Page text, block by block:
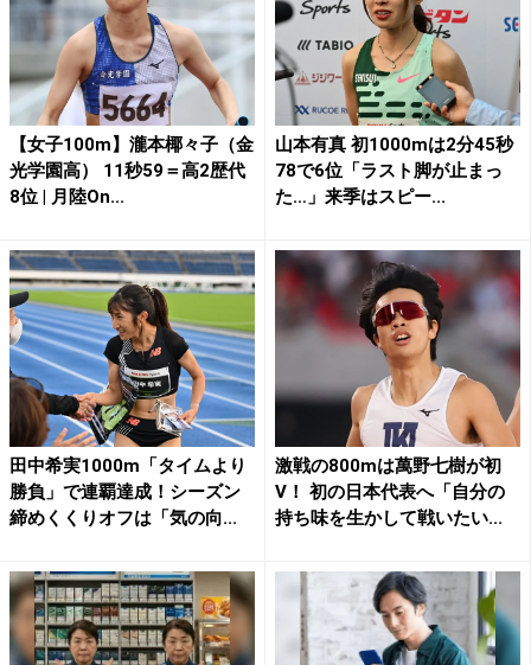
【女子100m】瀧本椰々子（金
光学園高） 11秒59＝高2歴代
8位 | 月陸On...
山本有真 初1000mは2分45秒
78で6位「ラスト脚が止まっ
た…」来季はスピー...
田中希実1000m「タイムより
勝負」で連覇達成！シーズン
締めくくりオフは「気の向...
激戦の800mは萬野七樹が初
V！ 初の日本代表へ「自分の
持ち味を生かして戦いたい...